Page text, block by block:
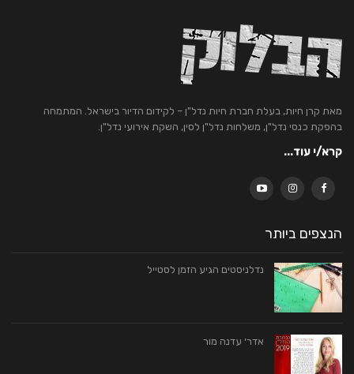
מאת קרן חיות, בעלת חברת חיות נדל"ן – לקידום הדיור בישראל. המתמחה
בהפקת כנסי נדל"ן, משלחות נדל"ן לסין, השקת אירועי נדל"ן.
קרא/י עוד...
הנצפים ביותר
נדלניסטים הגיע הזמן לסטייל
אדר׳ עדנה מור